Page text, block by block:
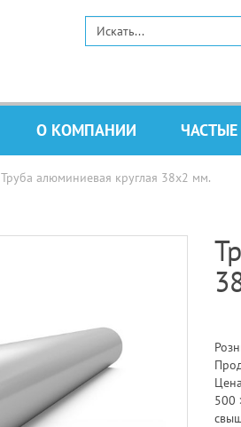
О КОМПАНИИ
Труба алюминиевая круглая 38x2 мм.
500